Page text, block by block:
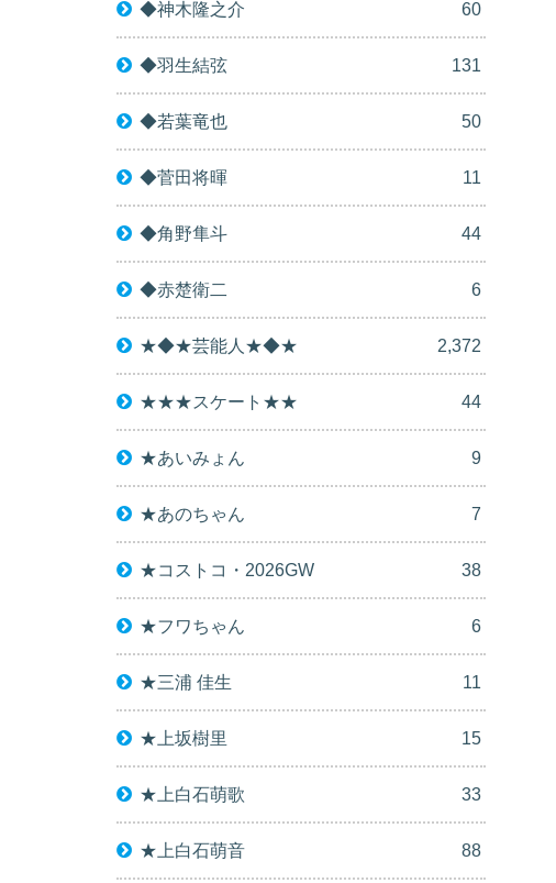
◆神木隆之介 60
◆羽生結弦 131
◆若葉竜也 50
◆菅田将暉 11
◆角野隼斗 44
◆赤楚衛二 6
★◆★芸能人★◆★ 2,372
★★★スケート★★ 44
★あいみょん 9
★あのちゃん 7
★コストコ・2026GW 38
★フワちゃん 6
★三浦 佳生 11
★上坂樹里 15
★上白石萌歌 33
★上白石萌音 88